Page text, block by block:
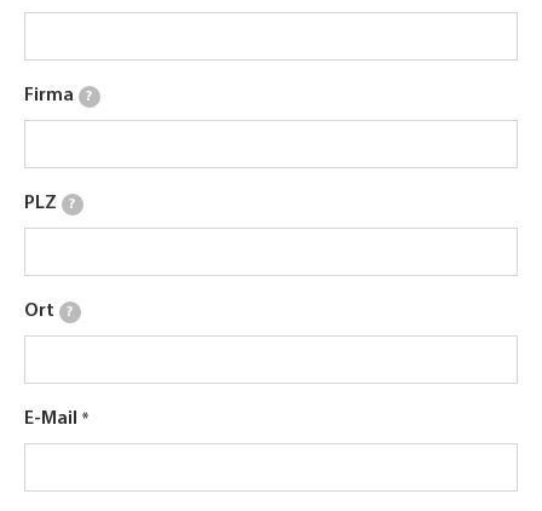
Firma ?
PLZ ?
Ort ?
E-Mail